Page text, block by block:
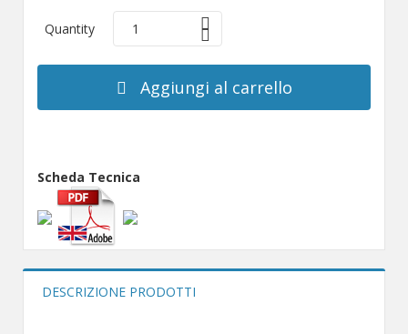
Quantity 1
Aggiungi al carrello
Scheda Tecnica
DESCRIZIONE PRODOTTI